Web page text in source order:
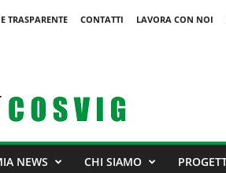
TRASPARENTE CONTATTI LAVORA CON NOI
NEWS CHI SIAMO